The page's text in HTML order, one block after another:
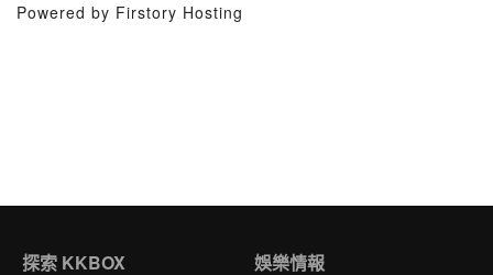
Powered by Firstory Hosting
探索 KKBOX 娛樂情報